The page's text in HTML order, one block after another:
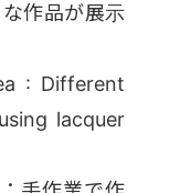
作品が展示
: Different
lacquer